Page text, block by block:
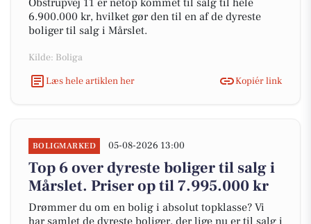
Obstrupvej 11 er netop kommet til salg til hele
6.900.000 kr, hvilket gør den til en af de dyreste
boliger til salg i Mårslet.
Kilde: Boliga
Læs hele artiklen her
Kopiér link
BOLIGMARKED 05-08-2026 13:00
Top 6 over dyreste boliger til salg i
Mårslet. Priser op til 7.995.000 kr
Drømmer du om en bolig i absolut topklasse? Vi
har samlet de dyreste boliger, der lige nu er til salg i